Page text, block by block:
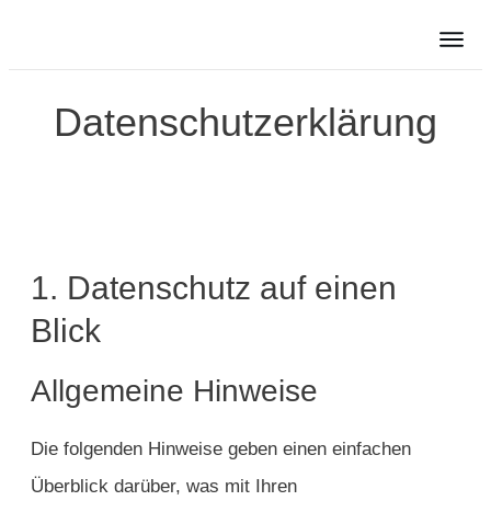
Datenschutzerklärung
1. Datenschutz auf einen
Blick
Allgemeine Hinweise
Die folgenden Hinweise geben einen einfachen
Überblick darüber, was mit Ihren